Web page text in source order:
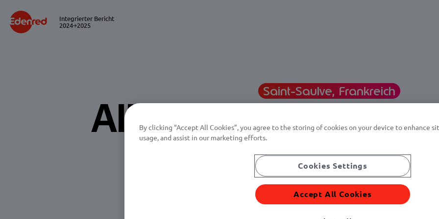
Integrierter Bericht
2024
2025
Saint-Saulve, Frankreich
Alicia Parent und
Pillard
By clicking “Accept All Cookies”, you agree to the storing of cookies on your device to enhance
usage, and assist in our marketing efforts.
Accept All Cookies
Cookies Settings